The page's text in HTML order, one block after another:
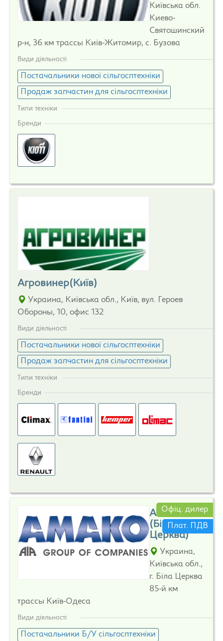
Київська обл.
Киево-
Святошинский
р-н, 36 км трассы Київ-Житомир, с. Бузова
Види діяльності
Постачальники нової сільгосптехніки
Продаж запчастин для сільгосптехніки
Типи техніки
Бренди
Агровинер(Київ)
Украина, Київська обл., Київ, вул. Героев
Обороны, 10, офис 132
Види діяльності
Постачальники нової сільгосптехніки
Продаж запчастин для сільгосптехніки
Типи техніки
Бренди
Амако
(Біла
Церква)
Украина,
Київська обл.,
г. Біла Церква
85-й км
трассы Київ-Одеса
Види діяльності
Постачальники Б/У сільгосптехніки
Офіц. дилер
Плат. ПДВ